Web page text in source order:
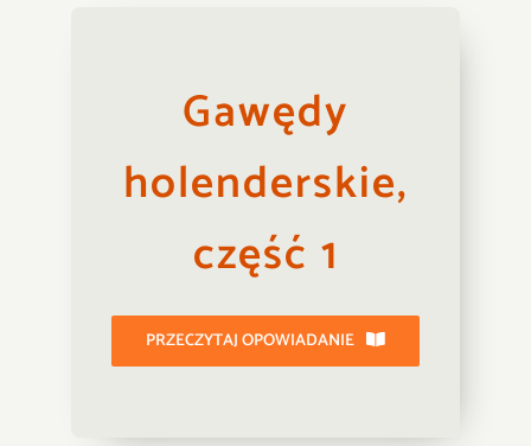
Gawędy
holenderskie,
część 1
PRZECZYTAJ OPOWIADANIE